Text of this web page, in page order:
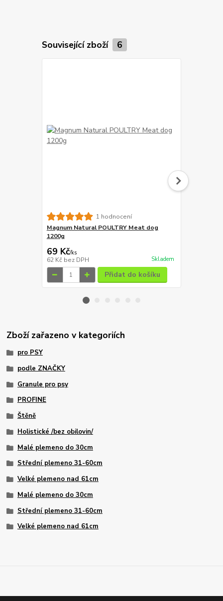
Související zboží 6
1 hodnocení
Magnum Natural POULTRY Meat dog
1200g
69 Kč/ks
62 Kč bez DPH Skladem
Přidat do košíku
Zboží zařazeno v kategoriích
pro PSY
podle ZNAČKY
Granule pro psy
PROFINE
Štěně
Holistické /bez obilovin/
Malé plemeno do 30cm
Střední plemeno 31-60cm
Velké plemeno nad 61cm
Malé plemeno do 30cm
Střední plemeno 31-60cm
Velké plemeno nad 61cm